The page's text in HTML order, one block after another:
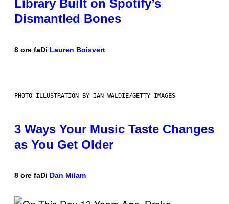
Library Built on Spotify’s
Dismantled Bones
8 ore faDi Lauren Boisvert
PHOTO ILLUSTRATION BY IAN WALDIE/GETTY IMAGES
3 Ways Your Music Taste Changes
as You Get Older
8 ore faDi Dan Milam